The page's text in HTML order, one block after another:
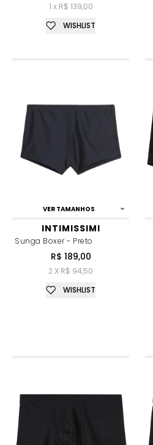
1 x R$ 139,00
WISHLIST
VER TAMANHOS
INTIMISSIMI
Sunga Boxer - Preto
R$ 189,00
2 X R$ 94,50
WISHLIST